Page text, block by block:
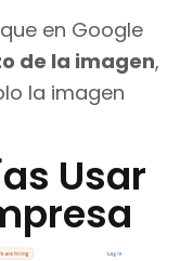
en Google
de la imagen,
la imagen
Usar